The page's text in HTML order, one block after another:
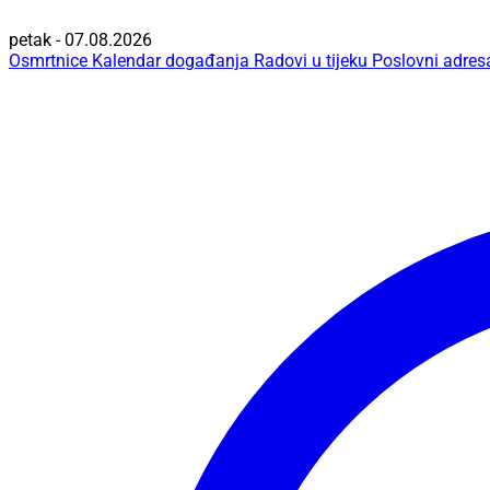
petak - 07.08.2026
Osmrtnice Kalendar događanja Radovi u tijeku Poslovni